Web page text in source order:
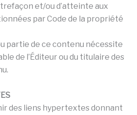
et/ou d’atteinte aux
par Code de la propriété
partie de ce contenu nécessite
de l’Éditeur ou du titulaire des
des liens hypertextes donnant